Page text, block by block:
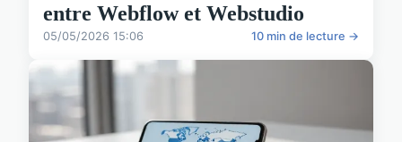
entre Webflow et Webstudio
05/05/2026 15:06 10 min de lecture →